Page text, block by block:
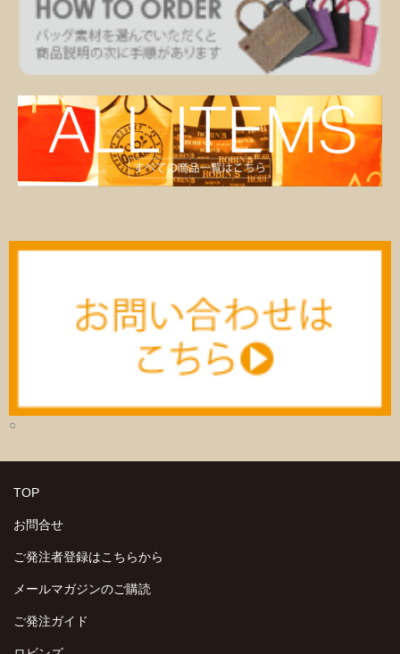
○
TOP
お問合せ
ご発注者登録はこちらから
メールマガジンのご購読
ご発注ガイド